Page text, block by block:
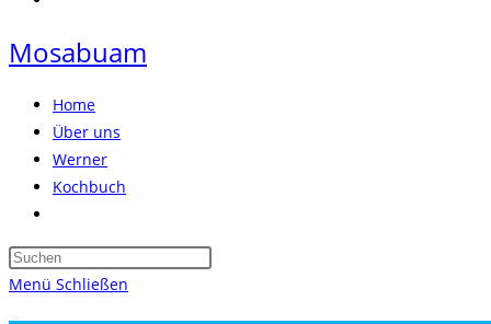
Mosabuam
Home
Über uns
Werner
Kochbuch
umschalten
Press
Menü Schließen